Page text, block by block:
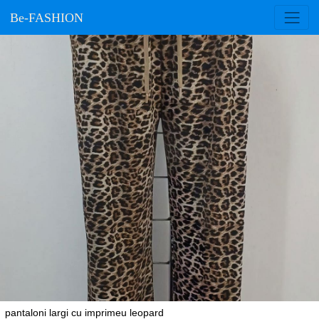
Be-FASHION
pantaloni largi cu imprimeu leopard